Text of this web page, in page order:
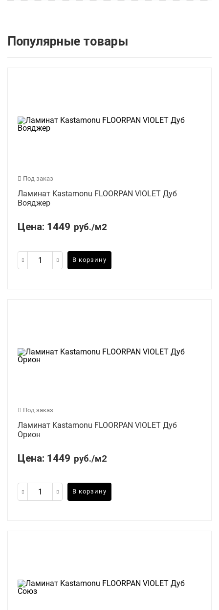
Популярные товары
Под заказ
Ламинат Kastamonu FLOORPAN VIOLET Дуб
Вояджер
Цена: 1449 руб./м2
В корзину
Под заказ
Ламинат Kastamonu FLOORPAN VIOLET Дуб
Орион
Цена: 1449 руб./м2
В корзину